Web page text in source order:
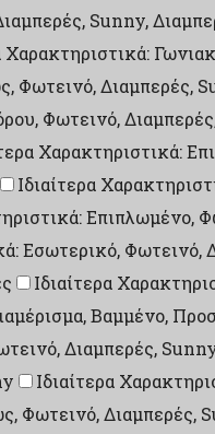
Sunny,
Χαρακτηριστικά:
Φωτεινό, Διαμπερές,
Φωτεινό,
Χαρακτηριστικά:
Ιδιαίτερα
Επιπλωμένο,
Εσωτερικό, Φωτεινό,
Ιδιαίτερα
Βαμμένο,
Διαμπερές,
Ιδιαίτερα
Φωτεινό, Διαμπερές,